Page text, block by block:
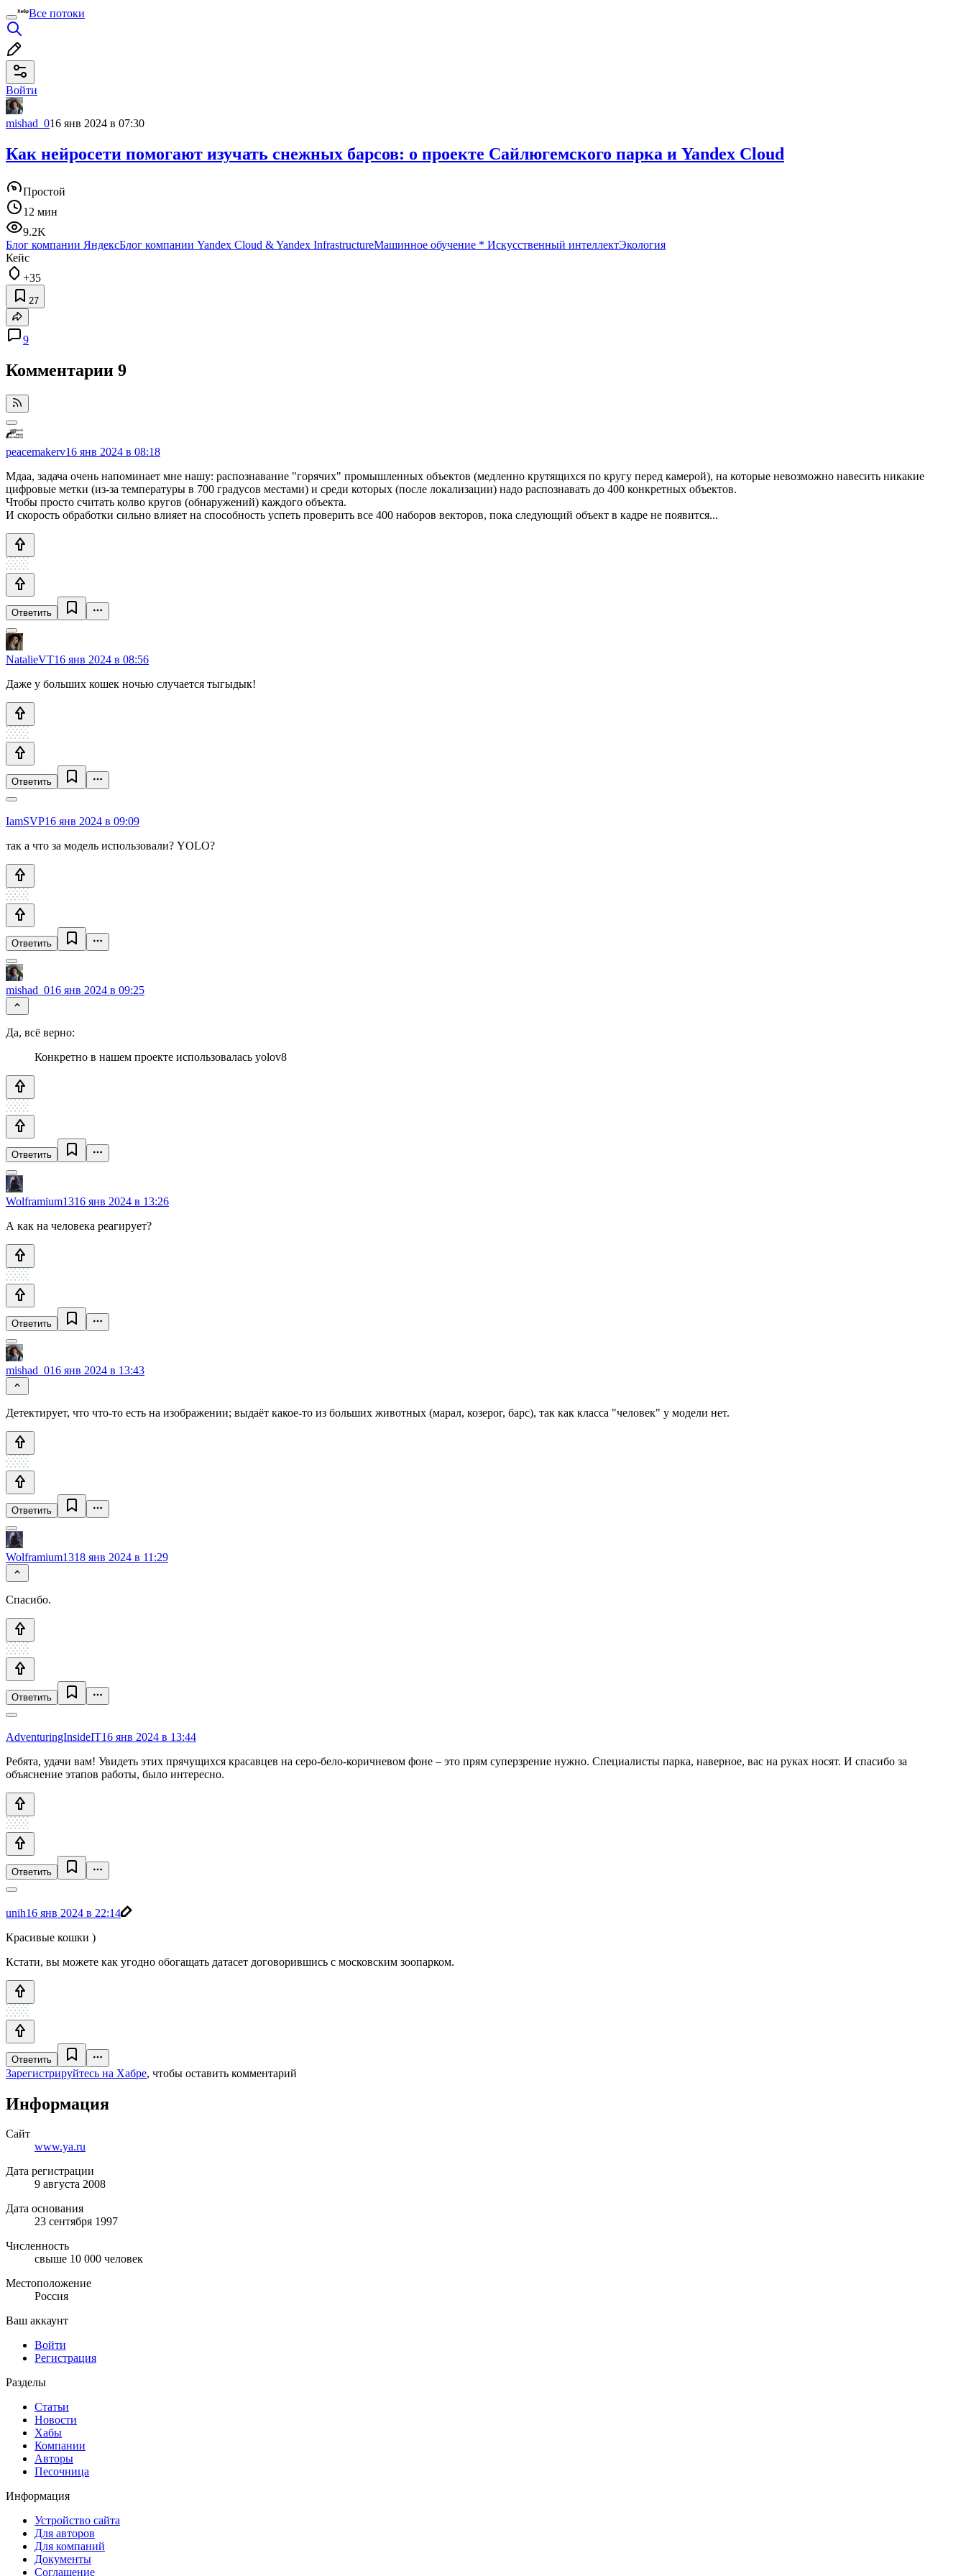
Все потоки
Войти
mishad_016 янв 2024 в 07:30
Как нейросети помогают изучать снежных барсов: о проекте Сайлюгемского парка и Yandex Cloud
Простой
12 мин
9.2K
Блог компании ЯндексБлог компании Yandex Cloud & Yandex InfrastructureМашинное обучение * Искусственный интеллектЭкология
Кейс
+35
27
9
Комментарии 9
peacemakerv16 янв 2024 в 08:18
Мдаа, задача очень напоминает мне нашу: распознавание "горячих" промышленных объектов (медленно крутящихся по кругу перед камерой), на которые невозможно навесить никакие
цифровые метки (из-за температуры в 700 градусов местами) и среди которых (после локализации) надо распознавать до 400 конкретных объектов.
Чтобы просто считать колво кругов (обнаружений) каждого объекта.
И скорость обработки сильно влияет на способность успеть проверить все 400 наборов векторов, пока следующий объект в кадре не появится...
Ответить
NatalieVT16 янв 2024 в 08:56
Даже у больших кошек ночью случается тыгыдык!
Ответить
IamSVP16 янв 2024 в 09:09
так а что за модель использовали? YOLO?
Ответить
mishad_016 янв 2024 в 09:25
Да, всё верно:
Конкретно в нашем проекте использовалась yolov8
Ответить
Wolframium1316 янв 2024 в 13:26
А как на человека реагирует?
Ответить
mishad_016 янв 2024 в 13:43
Детектирует, что что-то есть на изображении; выдаёт какое-то из больших животных (марал, козерог, барс), так как класса "человек" у модели нет.
Ответить
Wolframium1318 янв 2024 в 11:29
Спасибо.
Ответить
AdventuringInsideIT16 янв 2024 в 13:44
Ребята, удачи вам! Увидеть этих прячущихся красавцев на серо-бело-коричневом фоне – это прям суперзрение нужно. Специалисты парка, наверное, вас на руках носят. И спасибо за
объяснение этапов работы, было интересно.
Ответить
unih16 янв 2024 в 22:14
Красивые кошки )
Кстати, вы можете как угодно обогащать датасет договорившись с московским зоопарком.
Ответить
Зарегистрируйтесь на Хабре, чтобы оставить комментарий
Информация
Сайт
www.ya.ru
Дата регистрации
9 августа 2008
Дата основания
23 сентября 1997
Численность
свыше 10 000 человек
Местоположение
Россия
Ваш аккаунт
Войти
Регистрация
Разделы
Статьи
Новости
Хабы
Компании
Авторы
Песочница
Информация
Устройство сайта
Для авторов
Для компаний
Документы
Соглашение